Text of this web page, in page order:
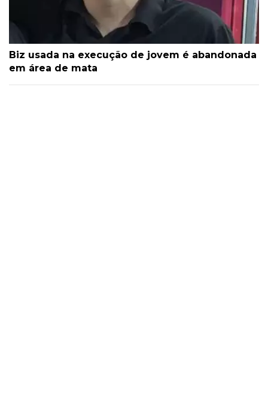
Biz usada na execução de jovem é abandonada
em área de mata